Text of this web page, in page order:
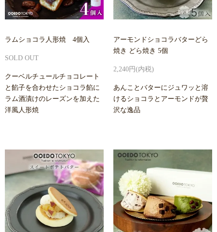
ラムショコラ人形焼 4個入
SOLD OUT
クーベルチュールチョコレート
と餡子を合わせたショコラ餡に
ラム酒漬けのレーズンを加えた
洋風人形焼
アーモンドショコラバターどら
焼き どら焼き 5個
2,240円(内税)
あんことバターにジュワッと溶
けるショコラとアーモンドが贅
沢な逸品